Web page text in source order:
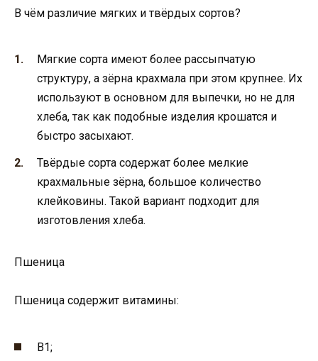
В чём различие мягких и твёрдых сортов?
Мягкие сорта имеют более рассыпчатую
структуру, а зёрна крахмала при этом крупнее. Их
используют в основном для выпечки, но не для
хлеба, так как подобные изделия крошатся и
быстро засыхают.
Твёрдые сорта содержат более мелкие
крахмальные зёрна, большое количество
клейковины. Такой вариант подходит для
изготовления хлеба.
Пшеница
Пшеница содержит витамины:
В1;